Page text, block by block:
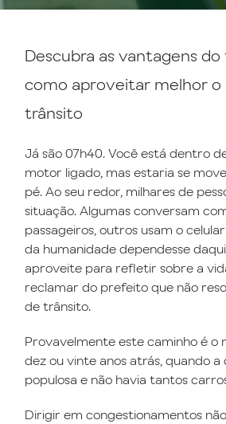
Descubra as vantagens
como aproveitar melhor o
trânsito
Já são 07h40. Você está dentro
motor ligado, mas estaria se
pé. Ao seu redor, milhares de
situação. Algumas conversam
passageiros, outros usam o
da humanidade dependesse
aproveite para refletir sobre a
reclamar do prefeito que não
de trânsito.
Provavelmente este caminho é o
dez ou vinte anos atrás, quando a
populosa e não havia tantos
Dirigir em congestionamentos